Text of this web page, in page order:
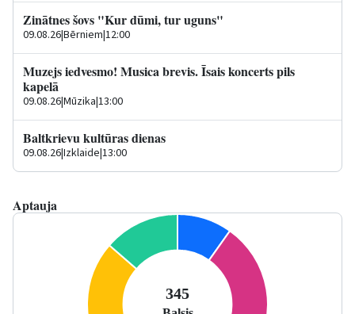
Zinātnes šovs "Kur dūmi, tur uguns"
09.08.26|Bērniem|12:00
Muzejs iedvesmo! Musica brevis. Īsais koncerts pils
kapelā
09.08.26|Mūzika|13:00
Baltkrievu kultūras dienas
09.08.26|Izklaide|13:00
Aptauja